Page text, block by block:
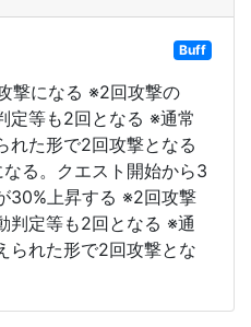
Buff
撃になる ※2回攻撃の
定等も2回となる ※通常
れた形で2回攻撃となる
なる。クエスト開始から3
30%上昇する ※2回攻撃
判定等も2回となる ※通
られた形で2回攻撃とな